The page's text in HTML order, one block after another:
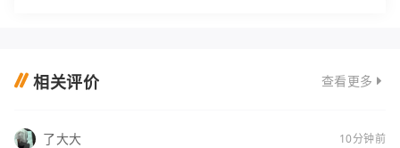
相关评价 查看更多
了大大 10分钟前